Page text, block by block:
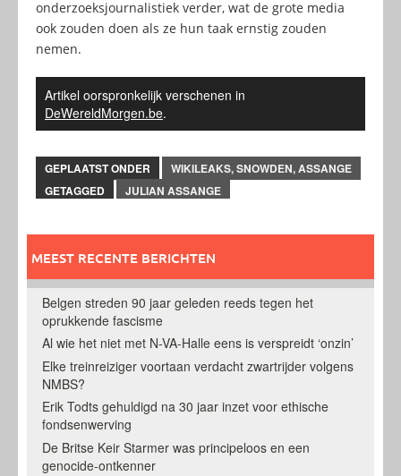
onderzoeksjournalistiek verder, wat de grote media
ook zouden doen als ze hun taak ernstig zouden
nemen.
Artikel oorspronkelijk verschenen in
DeWereldMorgen.be.
GEPLAATST ONDER
WIKILEAKS, SNOWDEN, ASSANGE
GETAGGED
JULIAN ASSANGE
MEEST RECENTE BERICHTEN
Belgen streden 90 jaar geleden reeds tegen het
oprukkende fascisme
Al wie het niet met N-VA-Halle eens is verspreidt ‘onzin’
Elke treinreiziger voortaan verdacht zwartrijder volgens
NMBS?
Erik Todts gehuldigd na 30 jaar inzet voor ethische
fondsenwerving
De Britse Keir Starmer was principeloos en een
genocide-ontkenner